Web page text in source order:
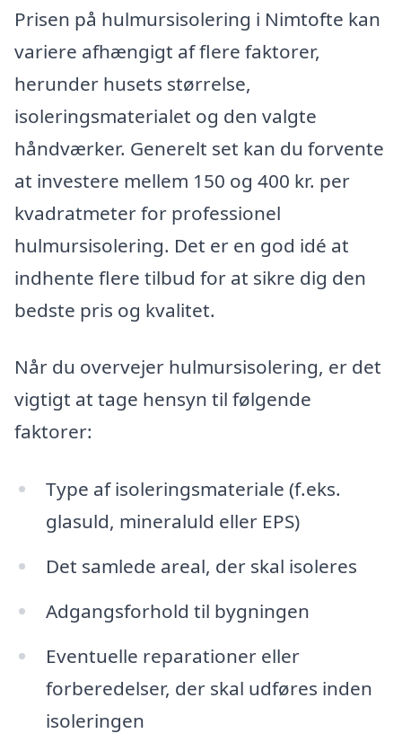
Prisen på hulmursisolering i Nimtofte kan
variere afhængigt af flere faktorer,
herunder husets størrelse,
isoleringsmaterialet og den valgte
håndværker. Generelt set kan du forvente
at investere mellem 150 og 400 kr. per
kvadratmeter for professionel
hulmursisolering. Det er en god idé at
indhente flere tilbud for at sikre dig den
bedste pris og kvalitet.
Når du overvejer hulmursisolering, er det
vigtigt at tage hensyn til følgende
faktorer:
Type af isoleringsmateriale (f.eks.
glasuld, mineraluld eller EPS)
Det samlede areal, der skal isoleres
Adgangsforhold til bygningen
Eventuelle reparationer eller
forberedelser, der skal udføres inden
isoleringen